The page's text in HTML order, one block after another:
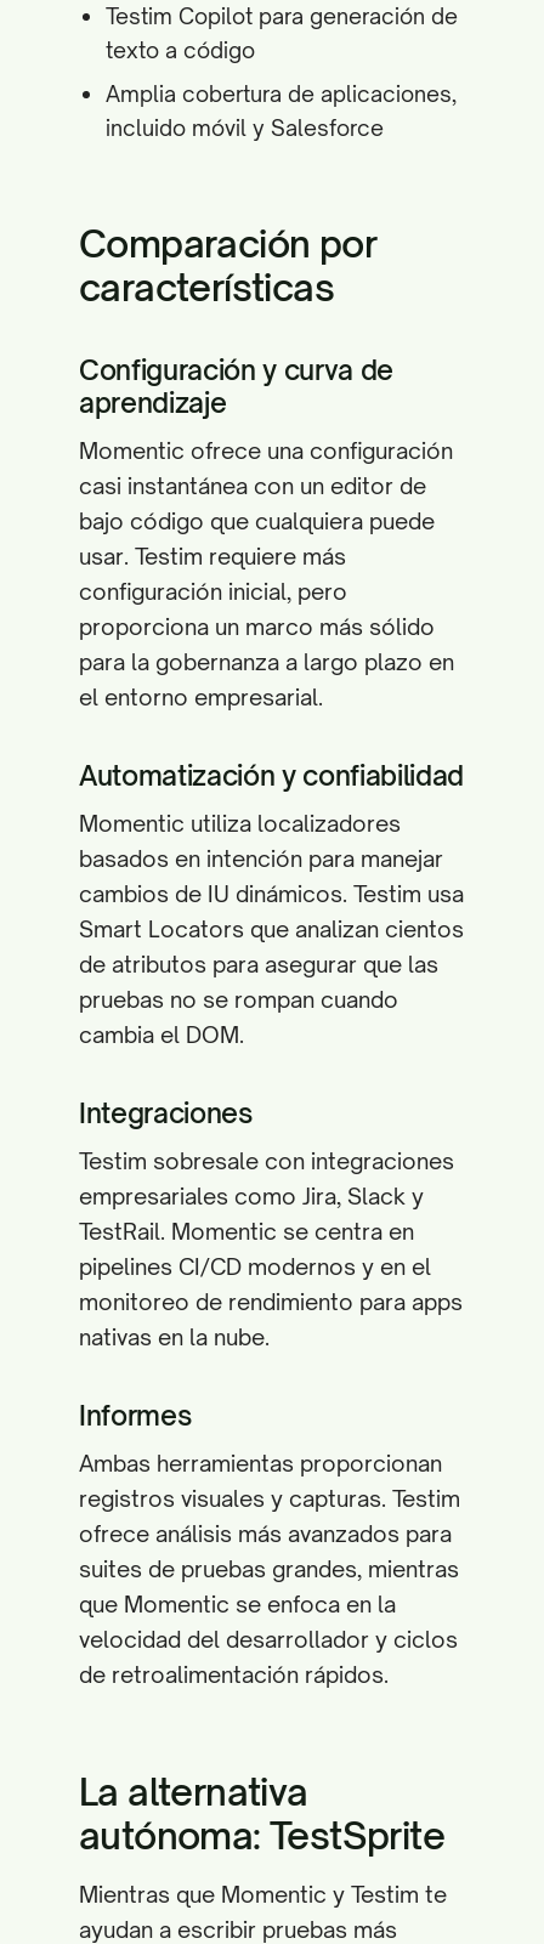
Testim Copilot para generación de
texto a código
Amplia cobertura de aplicaciones,
incluido móvil y Salesforce
Comparación por
características
Configuración y curva de
aprendizaje
Momentic ofrece una configuración
casi instantánea con un editor de
bajo código que cualquiera puede
usar. Testim requiere más
configuración inicial, pero
proporciona un marco más sólido
para la gobernanza a largo plazo en
el entorno empresarial.
Automatización y confiabilidad
Momentic utiliza localizadores
basados en intención para manejar
cambios de IU dinámicos. Testim usa
Smart Locators que analizan cientos
de atributos para asegurar que las
pruebas no se rompan cuando
cambia el DOM.
Integraciones
Testim sobresale con integraciones
empresariales como Jira, Slack y
TestRail. Momentic se centra en
pipelines CI/CD modernos y en el
monitoreo de rendimiento para apps
nativas en la nube.
Informes
Ambas herramientas proporcionan
registros visuales y capturas. Testim
ofrece análisis más avanzados para
suites de pruebas grandes, mientras
que Momentic se enfoca en la
velocidad del desarrollador y ciclos
de retroalimentación rápidos.
La alternativa
autónoma: TestSprite
Mientras que Momentic y Testim te
ayudan a escribir pruebas más